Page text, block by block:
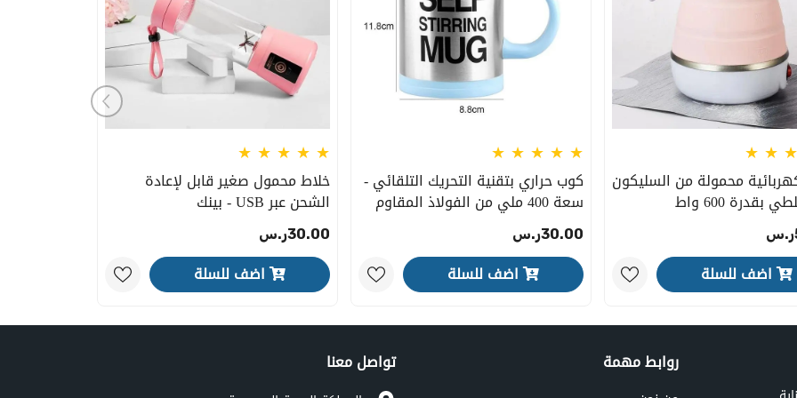
خلاط محمول صغير قابل لإعادة
الشحن عبر USB - بينك
30.00ر.س
اضف للسلة
كوب حراري بتقنية التحريك التلقائي -
سعة 400 ملي من الفولاذ المقاوم
للصدأ
30.00ر.س
اضف للسلة
محمولة من السليكون
بقدرة 600 واط
اضف للسلة
روابط مهمة تواصل معنا